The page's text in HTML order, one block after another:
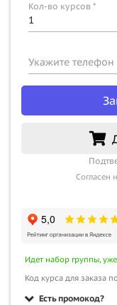
Кол-во курсов *
Укажите телефон
Согласен
Идет набор группы,
Код курса для заказа
Есть промокод?